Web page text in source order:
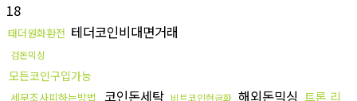
18
태더원화환전 테더코인비대면거래
검돈믹싱
모든코인구입가능
세무조사피하는방법 코인돈세탁 비트코인현금화 해외돈믹싱 트론 리